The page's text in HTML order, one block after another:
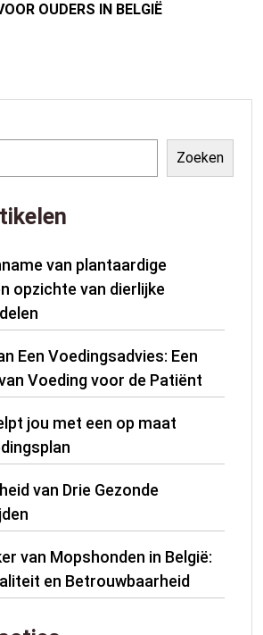
OUDERS IN BELGIË
Zoeken
van plantaardige
opzichte van dierlijke
Een Voedingsadvies: Een
Voeding voor de Patiënt
jou met een op maat
van Drie Gezonde
van Mopshonden in België:
en Betrouwbaarheid